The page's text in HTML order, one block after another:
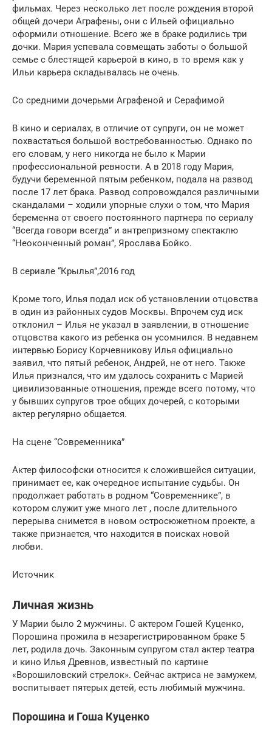
фильмах. Через несколько лет после рождения второй
общей дочери Аграфены, они с Ильей официально
оформили отношение. Всего же в браке родились три
дочки. Мария успевала совмещать заботы о большой
семье с блестящей карьерой в кино, в то время как у
Ильи карьера складывалась не очень.
Со средними дочерьми Аграфеной и Серафимой
В кино и сериалах, в отличие от супруги, он не может
похвастаться большой востребованностью. Однако по
его словам, у него никогда не было к Марии
профессиональной ревности. А в 2018 году Мария,
будучи беременной пятым ребенком, подала на развод
после 17 лет брака. Развод сопровождался различными
скандалами – ходили упорные слухи о том, что Мария
беременна от своего постоянного партнера по сериалу
“Всегда говори всегда” и антрепризному спектаклю
“Неоконченный роман”, Ярослава Бойко.
В сериале “Крылья”,2016 год
Кроме того, Илья подал иск об установлении отцовства
в один из районных судов Москвы. Впрочем суд иск
отклонил – Илья не указал в заявлении, в отношение
отцовства какого из ребенка он усомнился. В недавнем
интервью Борису Корчевникову Илья официально
заявил, что пятый ребенок, Андрей, не от него. Также
Илья признался, что им удалось сохранить с Марией
цивилизованные отношения, прежде всего потому, что
у бывших супругов трое общих дочерей, с которыми
актер регулярно общается.
На сцене “Современника”
Актер философски относится к сложившейся ситуации,
принимает ее, как очередное испытание судьбы. Он
продолжает работать в родном “Современнике”, в
котором служит уже много лет , после длительного
перерыва снимется в новом остросюжетном проекте, а
также признается, что находится в поисках новой
любви.
Источник
Личная жизнь
У Марии было 2 мужчины. С актером Гошей Куценко,
Порошина прожила в незарегистрированном браке 5
лет, родила дочь. Законным супругом стал актер театра
и кино Илья Древнов, известный по картине
«Ворошиловский стрелок». Сейчас актриса не замужем,
воспитывает пятерых детей, есть любимый мужчина.
Порошина и Гоша Куценко